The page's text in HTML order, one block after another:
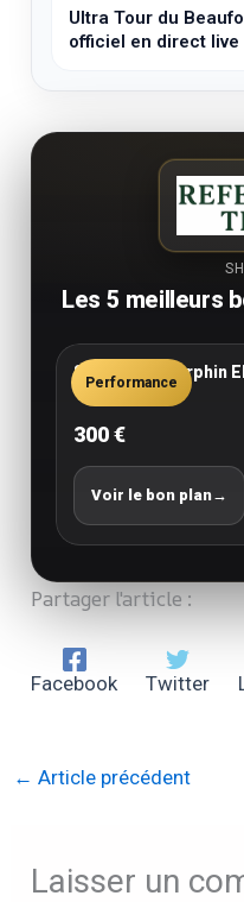
Ultra Tour du
officiel en direct live
Les 5 meilleurs
Performance
Saucony Endorphin
300 €
Voir le bon plan→
Partager l'article :
Facebook Twitter
← Article précédent
Laisser un